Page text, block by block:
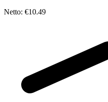
Netto: €10.49